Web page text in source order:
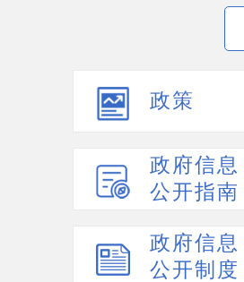
政策
政府信息
公开指南
政府信息
公开制度